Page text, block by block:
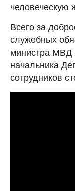
человеческую
Всего за
служебных
министра МВД
начальника
сотрудников